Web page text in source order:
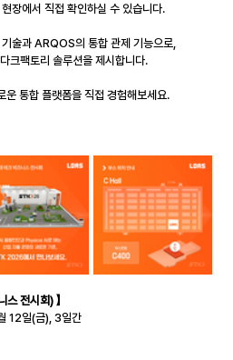
장에서 직접 확인하실 수 있습니다.
과 ARQOS의 통합 관제 기능으로,
크팩토리 솔루션을 제시합니다.
통합 플랫폼을 직접 경험해보세요.
전시회) 】
12일(금), 3일간